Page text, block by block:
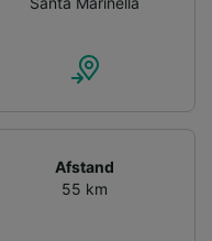
Afstand
55 km